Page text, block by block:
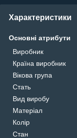
Характеристики
Основні атрибути
Виробник
Країна виробник
Вікова група
Стать
Вид виробу
Матеріал
Колір
Стан